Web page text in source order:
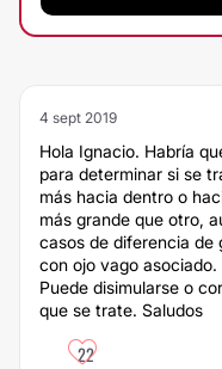
4 sept 2019
Hola Ignacio. Habría
para determinar si se
más hacia dentro o
más grande que otro,
casos de diferencia de
con ojo vago
Puede disimularse o
que se trate. Saludos
22